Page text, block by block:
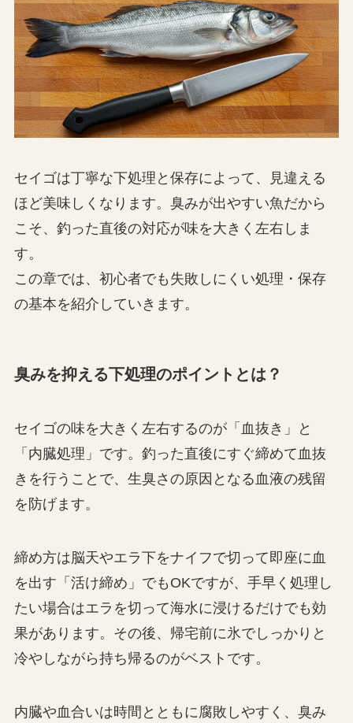
セイゴは丁寧な下処理と保存によって、見違える
ほど美味しくなります。臭みが出やすい魚だから
こそ、釣った直後の対応が味を大きく左右しま
す。
この章では、初心者でも失敗しにくい処理・保存
の基本を紹介していきます。
臭みを抑える下処理のポイントとは？
セイゴの味を大きく左右するのが「血抜き」と
「内臓処理」です。釣った直後にすぐ締めて血抜
きを行うことで、生臭さの原因となる血液の残留
を防げます。
締め方は脳天やエラ下をナイフで切って即座に血
を出す「活け締め」でもOKですが、手早く処理し
たい場合はエラを切って海水に浸けるだけでも効
果があります。その後、帰宅前に氷でしっかりと
冷やしながら持ち帰るのがベストです。
内臓や血合いは時間とともに腐敗しやすく、臭み